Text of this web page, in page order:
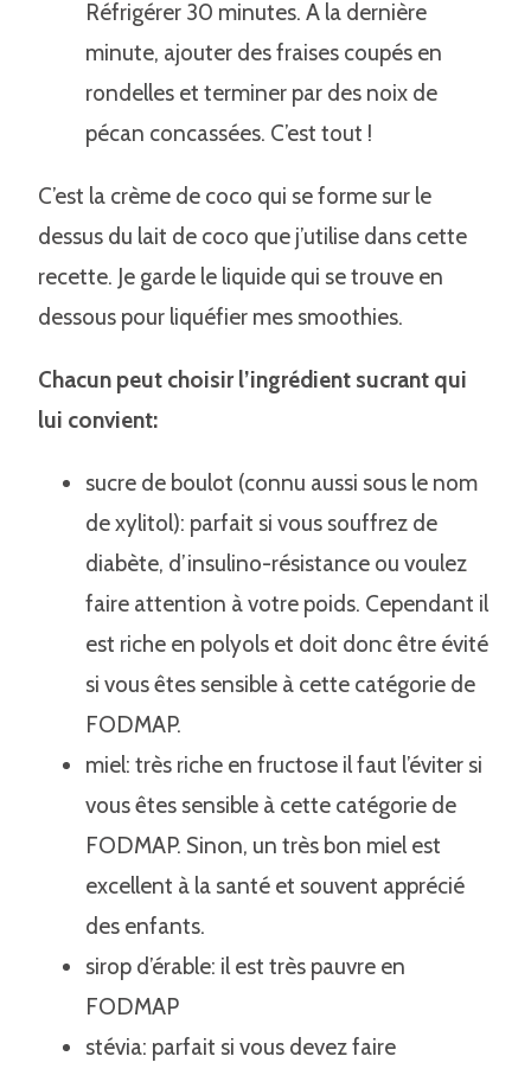
Réfrigérer 30 minutes. A la dernière
minute, ajouter des fraises coupés en
rondelles et terminer par des noix de
pécan concassées. C’est tout !
C’est la crème de coco qui se forme sur le
dessus du lait de coco que j’utilise dans cette
recette. Je garde le liquide qui se trouve en
dessous pour liquéfier mes smoothies.
Chacun peut choisir l’ingrédient sucrant qui
lui convient:
sucre de boulot (connu aussi sous le nom
de xylitol): parfait si vous souffrez de
diabète, d’insulino-résistance ou voulez
faire attention à votre poids. Cependant il
est riche en polyols et doit donc être évité
si vous êtes sensible à cette catégorie de
FODMAP.
miel: très riche en fructose il faut l’éviter si
vous êtes sensible à cette catégorie de
FODMAP. Sinon, un très bon miel est
excellent à la santé et souvent apprécié
des enfants.
sirop d’érable: il est très pauvre en
FODMAP
stévia: parfait si vous devez faire